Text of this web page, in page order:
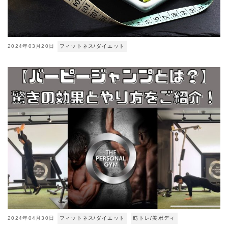
2024年03月20日 フィットネス/ダイエット
2024年04月30日 フィットネス/ダイエット 筋トレ/美ボディ